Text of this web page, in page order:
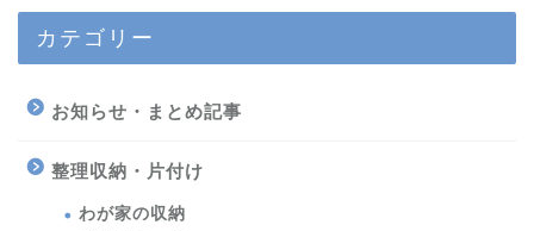
カテゴリー
お知らせ・まとめ記事
整理収納・片付け
わが家の収納